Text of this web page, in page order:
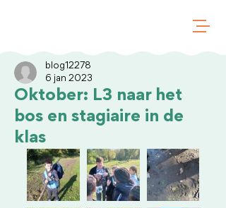
Oktober: L3 naar het
bos en stagiaire in de
klas
blog12278
6 jan 2023